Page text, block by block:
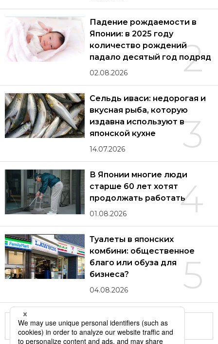
2
Падение рождаемости в
Японии: в 2025 году
количество рождений
падало десятый год подряд
02.08.2026
3
Сельдь иваси: недорогая и
вкусная рыба, которую
издавна используют в
японской кухне
14.07.2026
4
В Японии многие люди
старше 60 лет хотят
продолжать работать
01.08.2026
5
Туалеты в японских
комбини: общественное
благо или обуза для
бизнеса?
04.08.2026
Другие статьи по теме